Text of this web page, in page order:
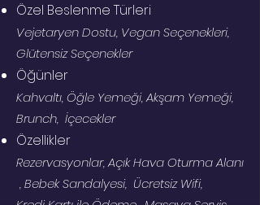
Özel Beslenme Türleri
Vejetaryen Dostu, Vegan Seçenekleri,
Glütensiz Seçenekler
Öğünler
Kahvaltı, Öğle Yemeği, Akşam Yemeği,
Brunch, İçecekler
Özellikler
Rezervasyonlar, Açık Hava Oturma Alanı
, Bebek Sandalyesi, Ücretsiz Wifi,